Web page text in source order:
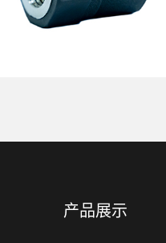
产品展示